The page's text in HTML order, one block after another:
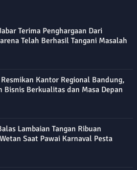
Terima Penghargaan Dari
Telah Berhasil Tangani Masalah
Kantor Regional Bandung,
Bisnis Berkualitas dan Masa Depan
Lambaian Tangan Ribuan
Saat Pawai Karnaval Pesta